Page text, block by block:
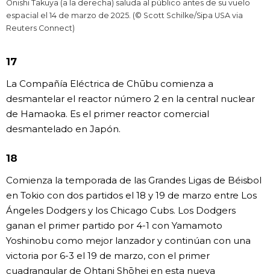
Ōnishi Takuya (a la derecha) saluda al público antes de su vuelo
espacial el 14 de marzo de 2025. (© Scott Schilke/Sipa USA via
Reuters Connect)
17
La Compañía Eléctrica de Chūbu comienza a
desmantelar el reactor número 2 en la central nuclear
de Hamaoka. Es el primer reactor comercial
desmantelado en Japón.
18
Comienza la temporada de las Grandes Ligas de Béisbol
en Tokio con dos partidos el 18 y 19 de marzo entre Los
Ángeles Dodgers y los Chicago Cubs. Los Dodgers
ganan el primer partido por 4-1 con Yamamoto
Yoshinobu como mejor lanzador y continúan con una
victoria por 6-3 el 19 de marzo, con el primer
cuadrangular de Ohtani Shōhei en esta nueva